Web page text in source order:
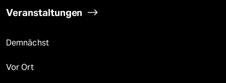
Veranstaltungen
Demnächst
Vor Ort